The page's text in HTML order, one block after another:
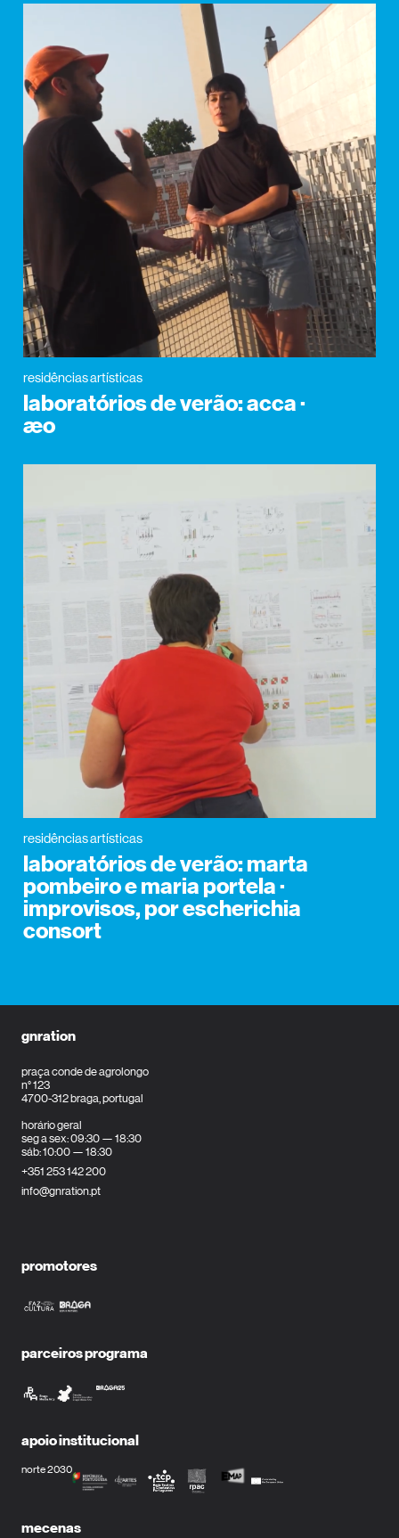
residências artísticas
laboratórios de verão: acca ·
æo
residências artísticas
laboratórios de verão: marta
pombeiro e maria portela ·
improvisos, por escherichia
consort
gnration
praça conde de agrolongo
n° 123
4700-312 braga, portugal
horário geral
seg a sex: 09:30 — 18:30
sáb: 10:00 — 18:30
+351 253 142 200
info@gnration.pt
promotores
parceiros programa
apoio institucional
norte 2030
mecenas